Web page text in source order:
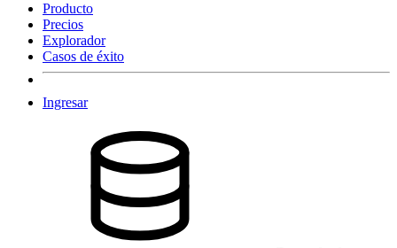
Producto
Precios
Explorador
Casos de éxito
Ingresar